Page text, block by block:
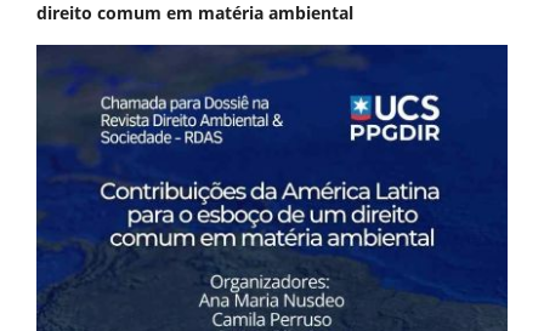
direito comum em matéria ambiental